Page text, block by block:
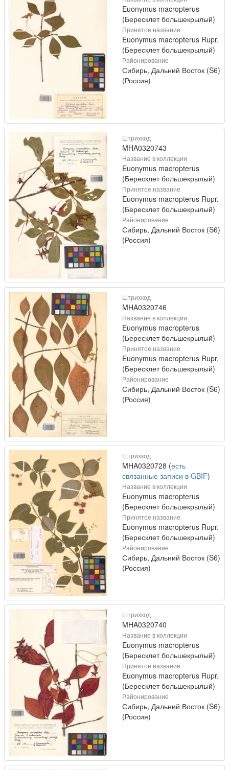
Euonymus macropterus
(Бересклет большекрылый)
Принятое название
Euonymus macropterus Rupr.
(Бересклет большекрылый)
Районирование
Сибирь, Дальний Восток (S6)
(Россия)
Штрихкод
MHA0320743
Название в коллекции
Euonymus macropterus
(Бересклет большекрылый)
Принятое название
Euonymus macropterus Rupr.
(Бересклет большекрылый)
Районирование
Сибирь, Дальний Восток (S6)
(Россия)
Штрихкод
MHA0320746
Название в коллекции
Euonymus macropterus
(Бересклет большекрылый)
Принятое название
Euonymus macropterus Rupr.
(Бересклет большекрылый)
Районирование
Сибирь, Дальний Восток (S6)
(Россия)
Штрихкод
MHA0320728 (есть
связанные записи в GBIF)
Название в коллекции
Euonymus macropterus
(Бересклет большекрылый)
Принятое название
Euonymus macropterus Rupr.
(Бересклет большекрылый)
Районирование
Сибирь, Дальний Восток (S6)
(Россия)
Штрихкод
MHA0320740
Название в коллекции
Euonymus macropterus
(Бересклет большекрылый)
Принятое название
Euonymus macropterus Rupr.
(Бересклет большекрылый)
Районирование
Сибирь, Дальний Восток (S6)
(Россия)